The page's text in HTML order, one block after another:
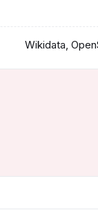
Wikidata,